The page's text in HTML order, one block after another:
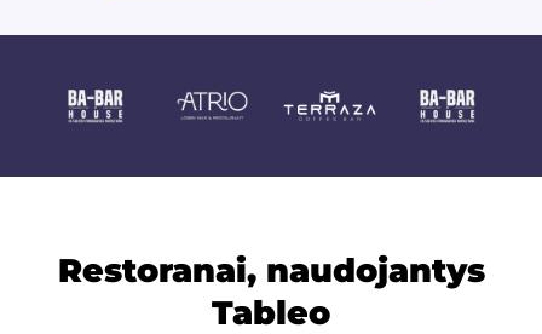
Restoranai, naudojantys
Tableo